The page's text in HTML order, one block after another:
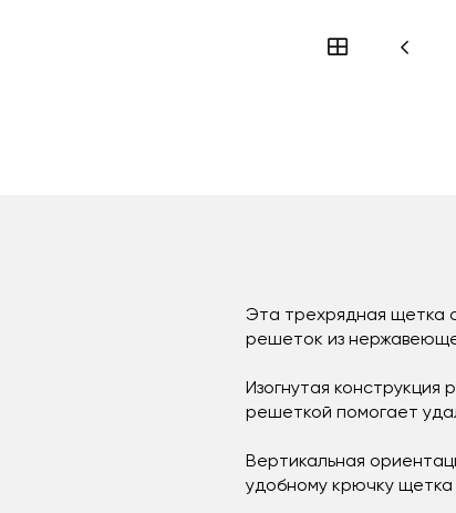
Эта трехрядная щетка
решеток из
Изогнутая
решеткой помогает
Вертикальная
удобному крючку щетка